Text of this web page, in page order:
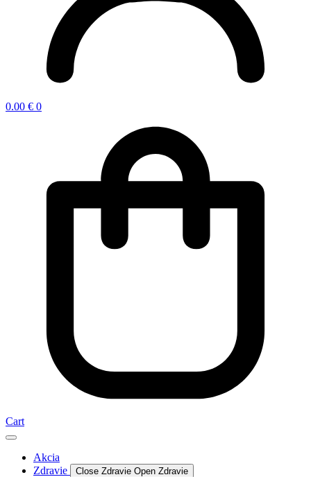
0.00 € 0
Cart
Akcia
Zdravie
Close Zdravie Open Zdravie